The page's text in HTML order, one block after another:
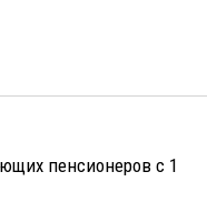
пенсионеров с 1